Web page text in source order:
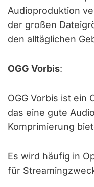
Audioproduktion
der großen
den alltäglichen
OGG Vorbis:
OGG Vorbis ist ein
das eine gute
Komprimierung
Es wird häufig in
für